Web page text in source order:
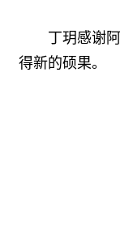
丁玥感谢
得新的硕果。